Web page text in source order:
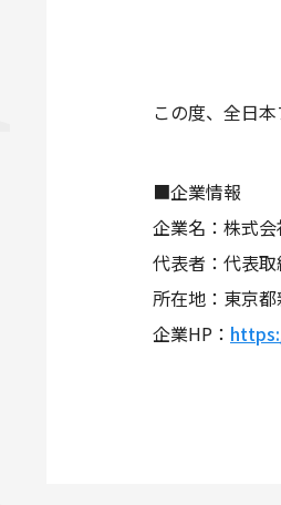
この度、全日
■企業情報
企業名：株式
代表者：代表
所在地：東京
企業HP：